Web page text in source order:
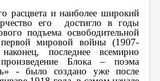
и наиболее широкий
его достигло в годы
подъема освободительной
мировой войны (1907-
последнее всемирно
произведение Блока – поэма
- было создано уже после